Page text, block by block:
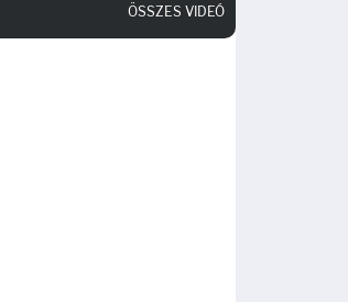
ÖSSZES VIDEÓ